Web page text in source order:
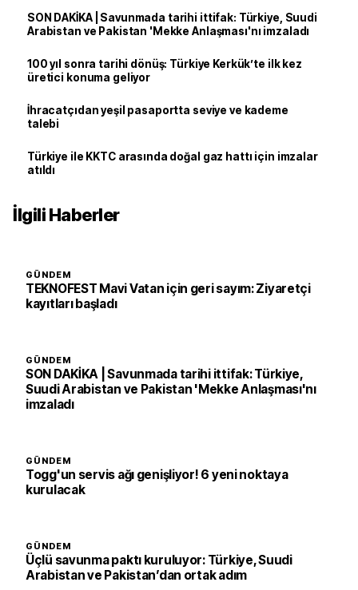
SON DAKİKA | Savunmada tarihi ittifak: Türkiye, Suudi
Arabistan ve Pakistan 'Mekke Anlaşması'nı imzaladı
100 yıl sonra tarihi dönüş: Türkiye Kerkük’te ilk kez
üretici konuma geliyor
İhracatçıdan yeşil pasaportta seviye ve kademe
talebi
Türkiye ile KKTC arasında doğal gaz hattı için imzalar
atıldı
İlgili Haberler
GÜNDEM
TEKNOFEST Mavi Vatan için geri sayım: Ziyaretçi
kayıtları başladı
GÜNDEM
SON DAKİKA | Savunmada tarihi ittifak: Türkiye,
Suudi Arabistan ve Pakistan 'Mekke Anlaşması'nı
imzaladı
GÜNDEM
Togg'un servis ağı genişliyor! 6 yeni noktaya
kurulacak
GÜNDEM
Üçlü savunma paktı kuruluyor: Türkiye, Suudi
Arabistan ve Pakistan’dan ortak adım